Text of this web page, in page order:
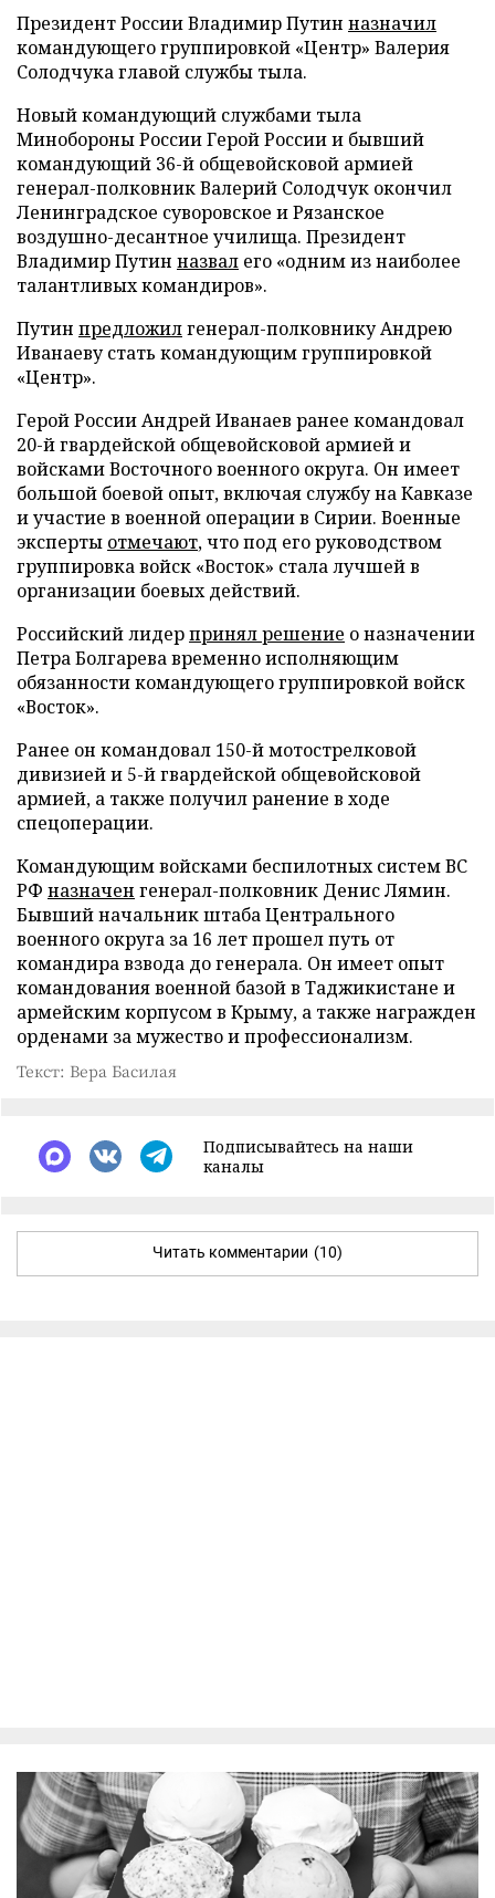
Президент России Владимир Путин назначил
командующего группировкой «Центр» Валерия
Солодчука главой службы тыла.
Новый командующий службами тыла
Минобороны России Герой России и бывший
командующий 36-й общевойсковой армией
генерал-полковник Валерий Солодчук окончил
Ленинградское суворовское и Рязанское
воздушно-десантное училища. Президент
Владимир Путин назвал его «одним из наиболее
талантливых командиров».
Путин предложилгенерал-полковнику Андрею
Иванаеву стать командующим группировкой
«Центр».
Герой России Андрей Иванаев ранее командовал
20-й гвардейской общевойсковой армией и
войсками Восточного военного округа. Он имеет
большой боевой опыт, включая службу на Кавказе
и участие в военной операции в Сирии. Военные
эксперты отмечают, что под его руководством
группировка войск «Восток» стала лучшей в
организации боевых действий.
Российский лидерпринял решение о назначении
Петра Болгарева временно исполняющим
обязанности командующего группировкой войск
«Восток».
Ранее он командовал 150-й мотострелковой
дивизией и 5-й гвардейской общевойсковой
армией, а также получил ранение в ходе
спецоперации.
Командующим войсками беспилотных систем ВС
РФ назначен генерал-полковник Денис Лямин.
Бывший начальник штаба Центрального
военного округа за 16 лет прошел путь от
командира взвода до генерала. Он имеет опыт
командования военной базой в Таджикистане и
армейским корпусом в Крыму, а также награжден
орденами за мужество и профессионализм.
Текст: Вера Басилая
Подписывайтесь на наши
каналы
Читать комментарии (10)